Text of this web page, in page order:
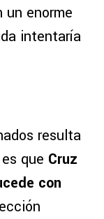
enorme
intentaría
resulta
que Cruz
con